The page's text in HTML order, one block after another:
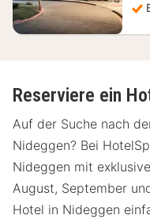
Reserviere ein
Auf der Suche nach
Nideggen? Bei
Nideggen mit
August, September
Hotel in Nideggen